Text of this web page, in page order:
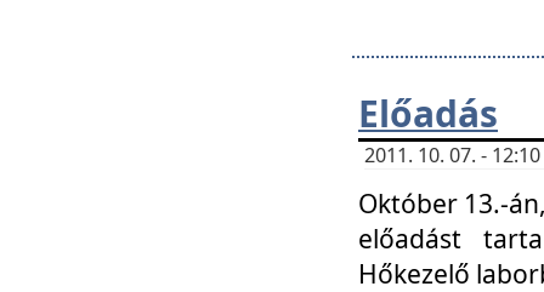
Előadás
2011. 10. 07. -
Október 13.-
előadást
Hőkezelő